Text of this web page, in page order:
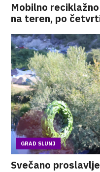
Mobilno
na teren, po
GRAD SLUNJ
Svečano